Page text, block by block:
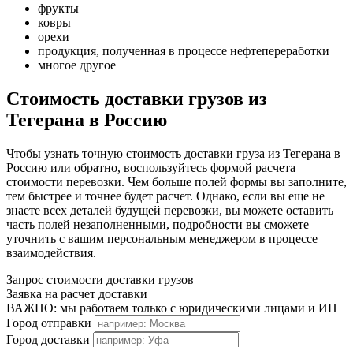
фрукты
ковры
орехи
продукция, полученная в процессе нефтепереработки
многое другое
Стоимость доставки грузов из
Тегерана в Россию
Чтобы узнать точную стоимость доставки груза из Тегерана в
Россию или обратно, воспользуйтесь формой расчета
стоимости перевозки. Чем больше полей формы вы заполните,
тем быстрее и точнее будет расчет. Однако, если вы еще не
знаете всех деталей будущей перевозки, вы можете оставить
часть полей незаполненными, подробности вы сможете
уточнить с вашим персональным менеджером в процессе
взаимодействия.
Запрос стоимости доставки грузов
Заявка на расчет доставки
ВАЖНО: мы работаем только с юридическими лицами и ИП
Город отправки
Город доставки